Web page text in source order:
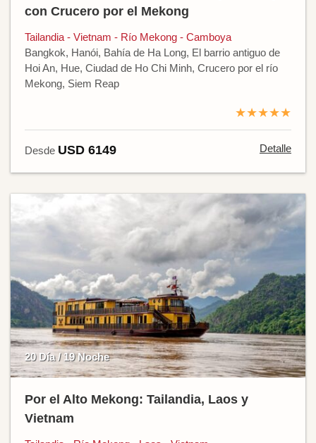
con Crucero por el Mekong
Tailandia - Vietnam - Río Mekong - Camboya
Bangkok, Hanói, Bahía de Ha Long, El barrio antiguo de
Hoi An, Hue, Ciudad de Ho Chi Minh, Crucero por el río
Mekong, Siem Reap
★★★★★
Desde USD 6149 Detalle
20 Día / 19 Noche
Por el Alto Mekong: Tailandia, Laos y
Vietnam